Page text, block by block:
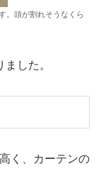
。頭が割れそうなくら
した。
く、カーテンの